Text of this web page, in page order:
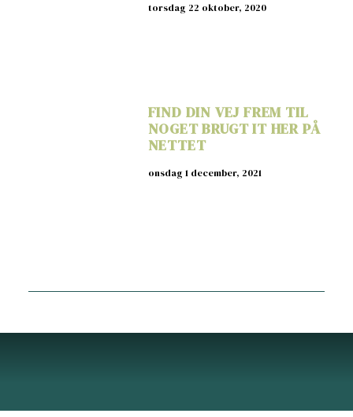
torsdag 22 oktober, 2020
FIND DIN VEJ FREM TIL
NOGET BRUGT IT HER PÅ
NETTET
onsdag 1 december, 2021